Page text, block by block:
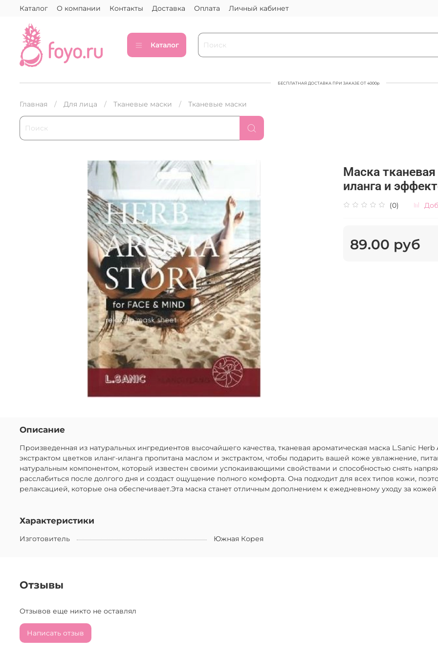
Каталог О компании Контакты Доставка Оплата Личный кабинет
Каталог
БЕСПЛАТНАЯ ДОСТАВКА ПРИ ЗАКАЗЕ ОТ 4000р
Главная Для лица Тканевые маски Тканевые маски
Маска
иланга и
(0)
89.00 руб
Описание
Произведенная из натуральных ингредиентов высочайшего качества, тканевая ароматическая маска L.Sanic
экстрактом цветков иланг-иланга пропитана маслом и экстрактом, чтобы подарить вашей коже увлажнение,
натуральным компонентом, который известен своими успокаивающими свойствами и способностью снять
расслабиться после долгого дня и создаст ощущение полного комфорта. Она подходит для всех типов кожи,
релаксацией, которые она обеспечивает.Эта маска станет отличным дополнением к ежедневному уходу за кожей
Характеристики
Изготовитель Южная Корея
Отзывы
Отзывов еще никто не оставлял
Написать отзыв